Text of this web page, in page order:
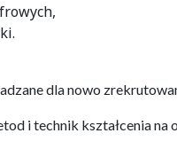
dla nowo
i technik kształcenia na